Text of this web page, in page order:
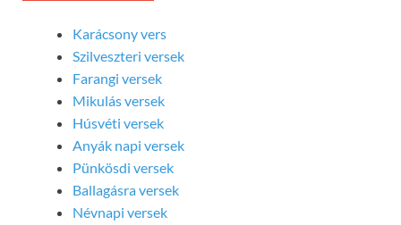
Karácsony vers
Szilveszteri versek
Farangi versek
Mikulás versek
Húsvéti versek
Anyák napi versek
Pünkösdi versek
Ballagásra versek
Névnapi versek